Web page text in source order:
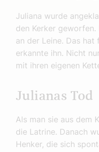
Juliana wurde
den Kerker
an der Leine. Das
erkannte ihn. Nicht
mit ihren eigenen
Julianas Tod
Als man sie aus dem
die Latrine. Danach
Henker, die sich